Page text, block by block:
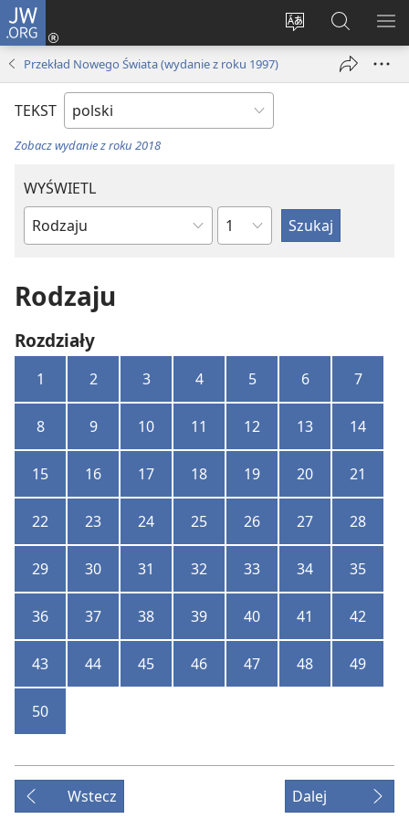
JW.ORG
Wybór
Logowanie
(opens
window)
Szukaj
na
JW.ORG
Przekład Nowego Świata (wydanie z roku 1997)
TEKST
Zobacz wydanie z roku 2018
WYŚWIETL
według
biblijnych
według
rozdziałów
Rodzaju
Rozdziały
1 2 3 4 5 6 7
8 9 10 11 12 13 14
15 16 17 18 19 20 21
22 23 24 25 26 27 28
29 30 31 32 33 34 35
36 37 38 39 40 41 42
43 44 45 46 47 48 49
50
Wstecz Dalej